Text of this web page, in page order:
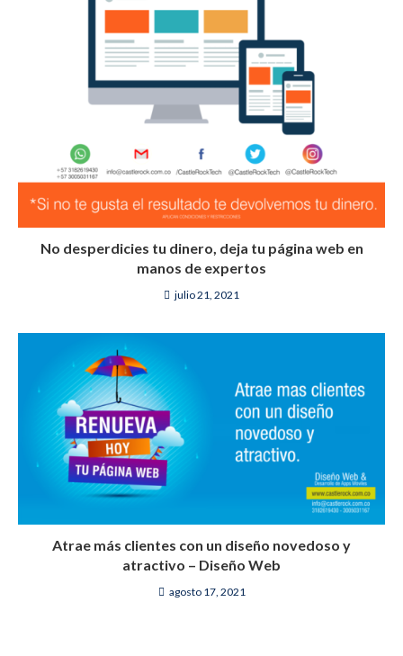
No desperdicies tu dinero, deja tu página web en
manos de expertos
julio 21, 2021
Atrae más clientes con un diseño novedoso y
atractivo – Diseño Web
agosto 17, 2021